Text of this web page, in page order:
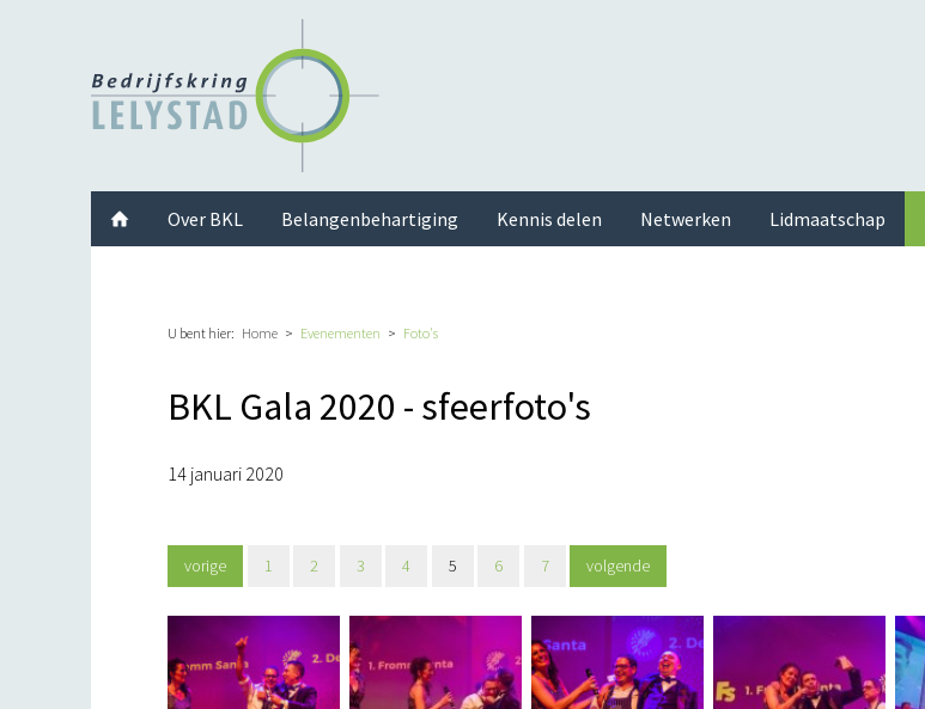
Twitter InstagramLinkedInYoutube
U bent hier: Home Evenementen Foto's
BKL Gala 2020 - sfeerfoto's
14 januari 2020
vorige 1 2 3 4 5 6 7 volgende
Over BKL Belangenbehartiging Kennis delen Netwerken Lidmaatschap